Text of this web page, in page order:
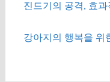
진드기의 공격, 효
강아지의 행복을 위